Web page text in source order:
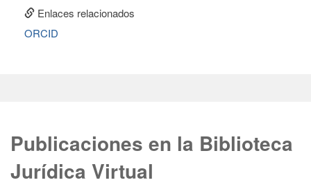
Enlaces relacionados
ORCID
Publicaciones en la Biblioteca
Jurídica Virtual